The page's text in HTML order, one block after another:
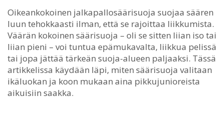
Oikeankokoinen jalkapallosäärisuoja suojaa säären
luun tehokkaasti ilman, että se rajoittaa liikkumista.
Väärän kokoinen säärisuoja – oli se sitten liian iso tai
liian pieni – voi tuntua epämukavalta, liikkua pelissä
tai jopa jättää tärkeän suoja-alueen paljaaksi. Tässä
artikkelissa käydään läpi, miten säärisuoja valitaan
ikäluokan ja koon mukaan aina pikkujunioreista
aikuisiin saakka.